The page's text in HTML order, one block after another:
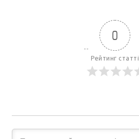
0
Рейтинг статті